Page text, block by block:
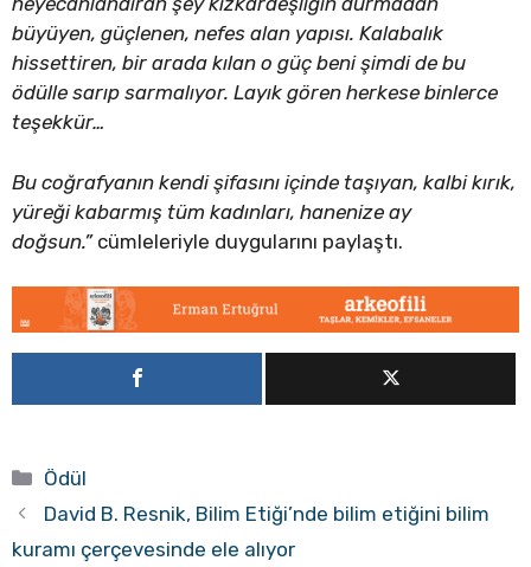
büyüyen, güçlenen, nefes alan yapısı. Kalabalık
hissettiren, bir arada kılan o güç beni şimdi de bu
ödülle sarıp sarmalıyor. Layık gören herkese binlerce
teşekkür…
Bu coğrafyanın kendi şifasını içinde taşıyan, kalbi kırık,
yüreği kabarmış tüm kadınları, hanenize ay
doğsun.” cümleleriyle duygularını paylaştı.
Kategoriler
Ödül
David B. Resnik, Bilim Etiği’nde bilim etiğini bilim
kuramı çerçevesinde ele alıyor